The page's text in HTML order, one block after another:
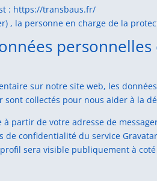
: https://transbaus.fr/
, la personne en charge de la
personnelles
sur notre site web, les
collectés pour nous aider à la
à partir de votre adresse de
de confidentialité du service
sera visible publiquement à